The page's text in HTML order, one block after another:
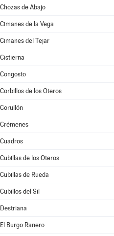
Chozas de Abajo
Cimanes de la Vega
Cimanes del Tejar
Cistierna
Congosto
Corbillos de los Oteros
Corullón
Crémenes
Cuadros
Cubillas de los Oteros
Cubillas de Rueda
Cubillos del Sil
Destriana
El Burgo Ranero